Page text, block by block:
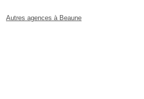
Autres agences à Beaune